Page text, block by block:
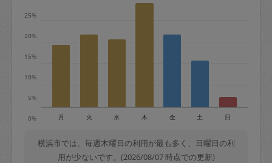
50%
金曜日9時～土曜日8時まで＝依頼金額の
＋交通費全額
依頼者不在による当日キャンセル＝依頼
金額の100%＋交通費全額
0%
5%
10%
15%
20%
25%
月 火 水 木 金 土 日
横浜市では、毎週木曜日の利用が最も多く、日曜日の利
用が少ないです。(2026/08/07 時点での更新)